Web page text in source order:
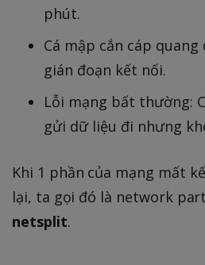
phút.
Cá mập cắn cáp
gián đoạn kết nối.
Lỗi mạng bất thường:
gửi dữ liệu đi nhưng
Khi 1 phần của mạng mất
lại, ta gọi đó là network
netsplit.